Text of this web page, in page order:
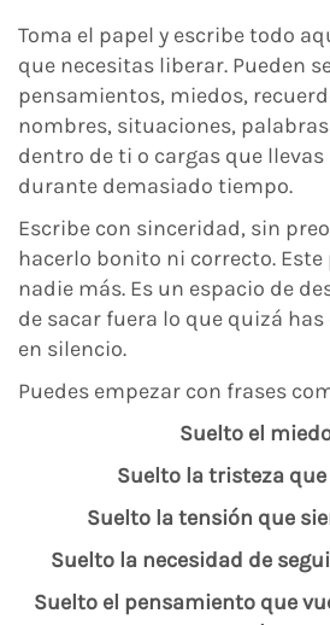
Toma el papel y escribe todo
que necesitas liberar. Pueden
pensamientos, miedos,
nombres, situaciones,
dentro de ti o cargas que
durante demasiado tiempo.
Escribe con sinceridad, sin
hacerlo bonito ni correcto. Este
nadie más. Es un espacio de
de sacar fuera lo que quizá
en silencio.
Puedes empezar con frases
Suelto el
Suelto la tristeza
Suelto la tensión que
Suelto la necesidad de
Suelto el pensamiento que